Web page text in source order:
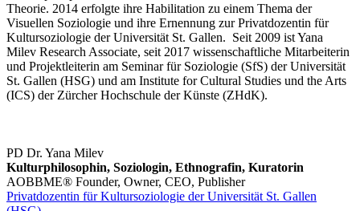
Theorie. 2014 erfolgte ihre Habilitation zu einem Thema der
Visuellen Soziologie und ihre Ernennung zur Privatdozentin für
Kultursoziologie der Universität St. Gallen. Seit 2009 ist Yana
Milev Research Associate, seit 2017 wissenschaftliche Mitarbeiterin
und Projektleiterin am Seminar für Soziologie (SfS) der Universität
St. Gallen (HSG) und am Institute for Cultural Studies und the Arts
(ICS) der Zürcher Hochschule der Künste (ZHdK).
PD Dr. Yana Milev
Kulturphilosophin, Soziologin, Ethnografin, Kuratorin
AOBBME® Founder, Owner, CEO, Publisher
Privatdozentin für Kultursoziologie der Universität St. Gallen